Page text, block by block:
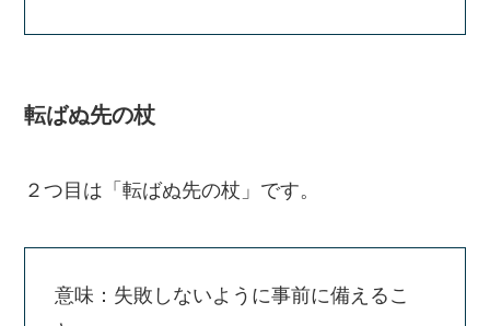
転ばぬ先の杖
２つ目は「転ばぬ先の杖」です。
意味：失敗しないように事前に備えるこ